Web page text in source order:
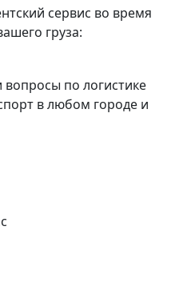
сервис во время
груза:
по логистике
в любом городе и